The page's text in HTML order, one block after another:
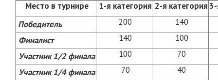
Место в турнире 1-я категория 2-я категория
Победитель
200
140
Финалист
140
100
Участник 1/2 финала
100
70
Участник 1/4 финала
70
40